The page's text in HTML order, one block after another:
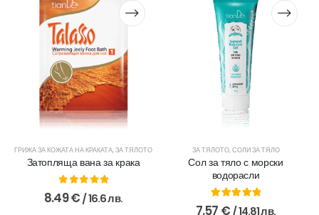
ГРИЖА ЗА КОЖАТА НА КРАКАТА,ЗА ТЯЛОТО
Затопляща вана за крака
0out of 5
8.49€ / 16.6 лв.
ЗА ТЯЛОТО,СОЛИ ЗА ТЯЛО
Сол за тяло с морски
водорасли
5.00 out of 5
7.57 € / 14.81 лв.